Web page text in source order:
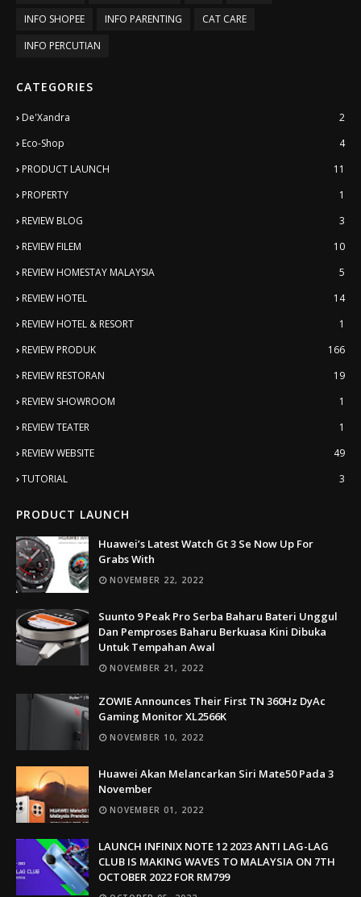
INFO SHOPEE
INFO PARENTING
CAT CARE
INFO PERCUTIAN
CATEGORIES
De'Xandra
2
Eco-Shop
4
PRODUCT LAUNCH
11
PROPERTY
1
REVIEW BLOG
3
REVIEW FILEM
10
REVIEW HOMESTAY MALAYSIA
5
REVIEW HOTEL
14
REVIEW HOTEL & RESORT
1
REVIEW PRODUK
166
REVIEW RESTORAN
19
REVIEW SHOWROOM
1
REVIEW TEATER
1
REVIEW WEBSITE
49
TUTORIAL
3
PRODUCT LAUNCH
Huawei’s Latest Watch Gt 3 Se Now Up For
Grabs With
NOVEMBER 22, 2022
Suunto 9 Peak Pro Serba Baharu Bateri Unggul
Dan Pemproses Baharu Berkuasa Kini Dibuka
Untuk Tempahan Awal
NOVEMBER 21, 2022
ZOWIE Announces Their First TN 360Hz DyAc
Gaming Monitor XL2566K
NOVEMBER 10, 2022
Huawei Akan Melancarkan Siri Mate50 Pada 3
November
NOVEMBER 01, 2022
LAUNCH INFINIX NOTE 12 2023 ANTI LAG-LAG
CLUB IS MAKING WAVES TO MALAYSIA ON 7TH
OCTOBER 2022 FOR RM799